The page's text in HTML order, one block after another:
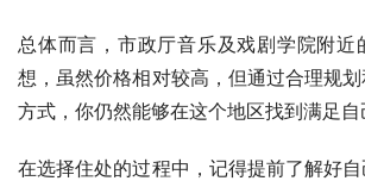
总体而言，市政厅音乐及戏剧学院附近
想，虽然价格相对较高，但通过合理规
方式，你仍然能够在这个地区找到满足自
在选择住处的过程中，记得提前了解好